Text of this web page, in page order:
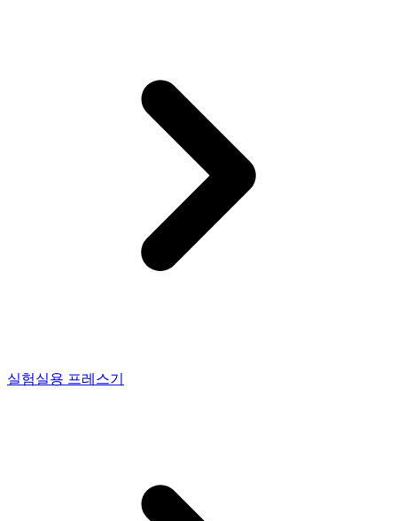
실험실용 프레스기